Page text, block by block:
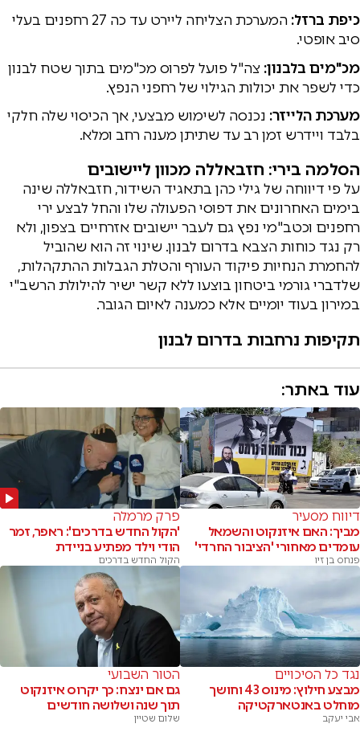
כיפת ברזל:
המערכת הצליחה ליירט עד כה 27 רחפנים בעלי
סיב אופטי.
מכ"מים בלבנון: צה"ל פועל לפרוס מכ"מים בתוך שטח לבנון
כדי לשפר את יכולות הגילוי של רחפני הנפץ.
מערכת הלייזר: נכנסה לשימוש מבצעי, אך הכיסוי שלה חלקי
בלבד ויידרש זמן רב עד שתיתן מענה רחב ומלא.
הסלמה בירי: חזבאללה מכוון ליישובים
על פי דיווחה של גילי כהן בתאגיד השידור, חזבאללה שינה
בימים האחרונים את דפוסי הפעולה שלו והחל לבצע ירי
רחפנים וכטב"מי נפץ גם לעבר יישובים אזרחיים בצפון, ולא
רק נגד כוחות הצבא בדרום לבנון. שינוי זה הוא שהוביל
להחמרת הנחיות פיקוד העורף והטלת הגבלות ההתקהלות,
שלדברי גורמי ביטחון בוצעו ללא קשר ישיר להילולת הרשב"י
במירון בעוד יומיים אלא כמענה לאיום הגובר.
תקיפות נרחבות בדרום לבנון
עוד באתר:
דיווח מסעיר
מביך: האם איזנקוט והשמאל
עומדים מאחורי 'הציבור החרדי'
פנחס בן זיו
פרק מרמלה
'הקול החדש בדרכים': ראפר, זמר
הודי וילד מפתיע בניידת
הקול החדש בדרכים
נגד כל הסיכויים
מבצע חילוץ: מינוס 43 וחושך
מוחלט באנטארקטיקה
אבי יעקב
הטור השבועי
גם אם ינצח: כך יקרוס איזנקוט
תוך שנה ושלושה חודשים
שלום שטיין